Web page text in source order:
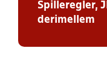
Spilleregler,
derimellem